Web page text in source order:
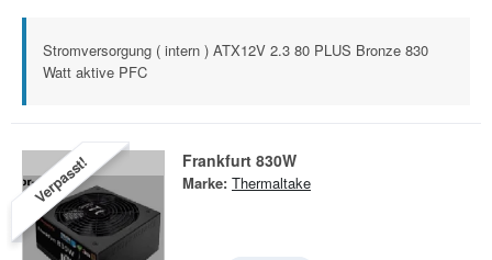
Stromversorgung ( intern ) ATX12V 2.3 80 PLUS Bronze 830
Watt aktive PFC
Verpasst! Frankfurt 830W
Marke: Thermaltake